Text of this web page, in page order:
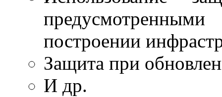
построении
Защита при
И др.